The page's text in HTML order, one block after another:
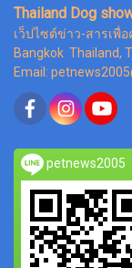
Thailand Dog
เว็ปไซต์ข่าว-สารเพื่
Bangkok Thailand,
Email:
petnews2005